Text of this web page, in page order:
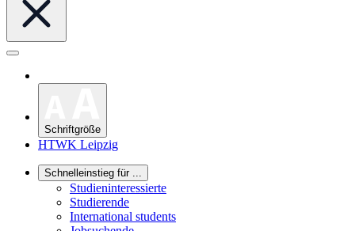
Schriftgröße
HTWK Leipzig
Schnelleinstieg für ...
Studieninteressierte
Studierende
International students